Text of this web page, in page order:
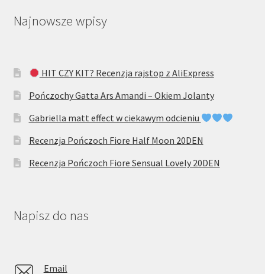
Najnowsze wpisy
HIT CZY KIT? Recenzja rajstop z AliExpress
Pończochy Gatta Ars Amandi – Okiem Jolanty
Gabriella matt effect w ciekawym odcieniu
Recenzja Pończoch Fiore Half Moon 20DEN
Recenzja Pończoch Fiore Sensual Lovely 20DEN
Napisz do nas
Email